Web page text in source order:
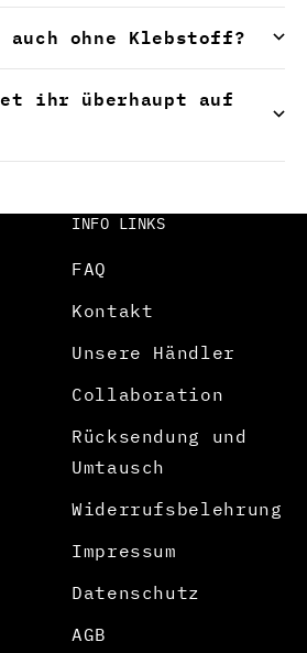
auch ohne Klebstoff?
ihr überhaupt auf
INFO LINKS
FAQ
Kontakt
Unsere Händler
Collaboration
Rücksendung und
Umtausch
Widerrufsbelehrung
Impressum
Datenschutz
AGB